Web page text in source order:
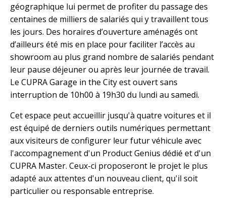
géographique lui permet de profiter du passage des
centaines de milliers de salariés qui y travaillent tous
les jours. Des horaires d’ouverture aménagés ont
d’ailleurs été mis en place pour faciliter l’accès au
showroom au plus grand nombre de salariés pendant
leur pause déjeuner ou après leur journée de travail.
Le CUPRA Garage in the City est ouvert sans
interruption de 10h00 à 19h30 du lundi au samedi.
Cet espace peut accueillir jusqu'à quatre voitures et il
est équipé de derniers outils numériques permettant
aux visiteurs de configurer leur futur véhicule avec
l'accompagnement d'un Product Genius dédié et d'un
CUPRA Master. Ceux-ci proposeront le projet le plus
adapté aux attentes d'un nouveau client, qu'il soit
particulier ou responsable entreprise.